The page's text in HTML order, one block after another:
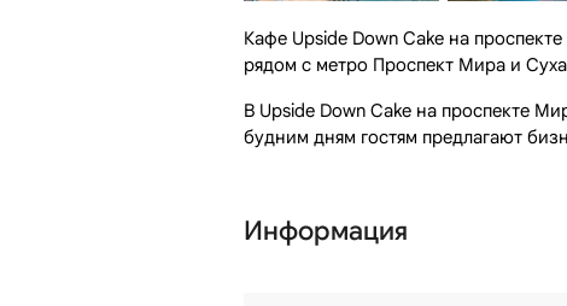
Кафе Upside Down Cake на
рядом с метро Проспект Мира и
В Upside Down Cake на проспекте
будним дням гостям предлагают
Информация